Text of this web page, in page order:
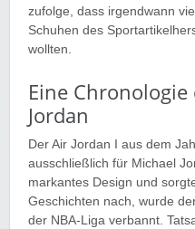
zufolge, dass irgendwann
Schuhen des
wollten.
Eine Chronologie
Jordan
Der Air Jordan I aus dem
ausschließlich für Michael
markantes Design und
Geschichten nach, wurde
der NBA-Liga verbannt.